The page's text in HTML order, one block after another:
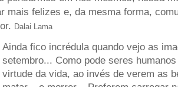
mais felizes e, da mesma forma,
Dalai Lama
Ainda fico incrédula quando vejo as
setembro... Como pode seres
virtude da vida, ao invés de verem as